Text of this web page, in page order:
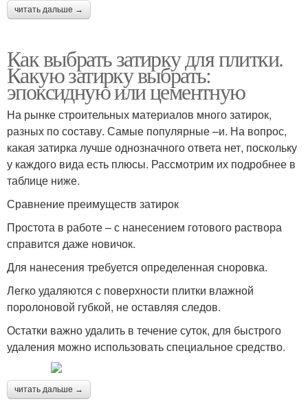
читать дальше →
Как выбрать затирку для плитки.
Какую затирку выбрать:
эпоксидную или цементную
На рынке строительных материалов много затирок,
разных по составу. Самые популярные –и. На вопрос,
какая затирка лучше однозначного ответа нет, поскольку
у каждого вида есть плюсы. Рассмотрим их подробнее в
таблице ниже.
Сравнение преимуществ затирок
Простота в работе – с нанесением готового раствора
справится даже новичок.
Для нанесения требуется определенная сноровка.
Легко удаляются с поверхности плитки влажной
поролоновой губкой, не оставляя следов.
Остатки важно удалить в течение суток, для быстрого
удаления можно использовать специальное средство.
читать дальше →